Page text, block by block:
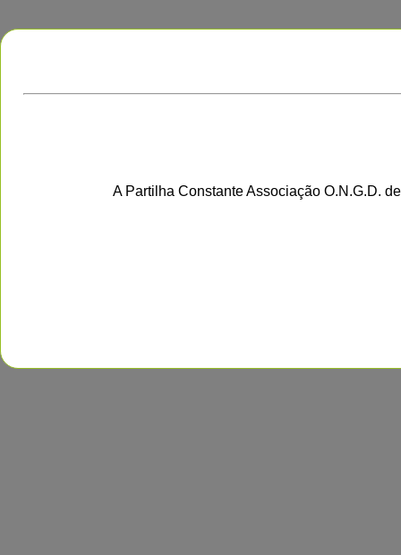
A Partilha Constante Associação O.N.G.D.